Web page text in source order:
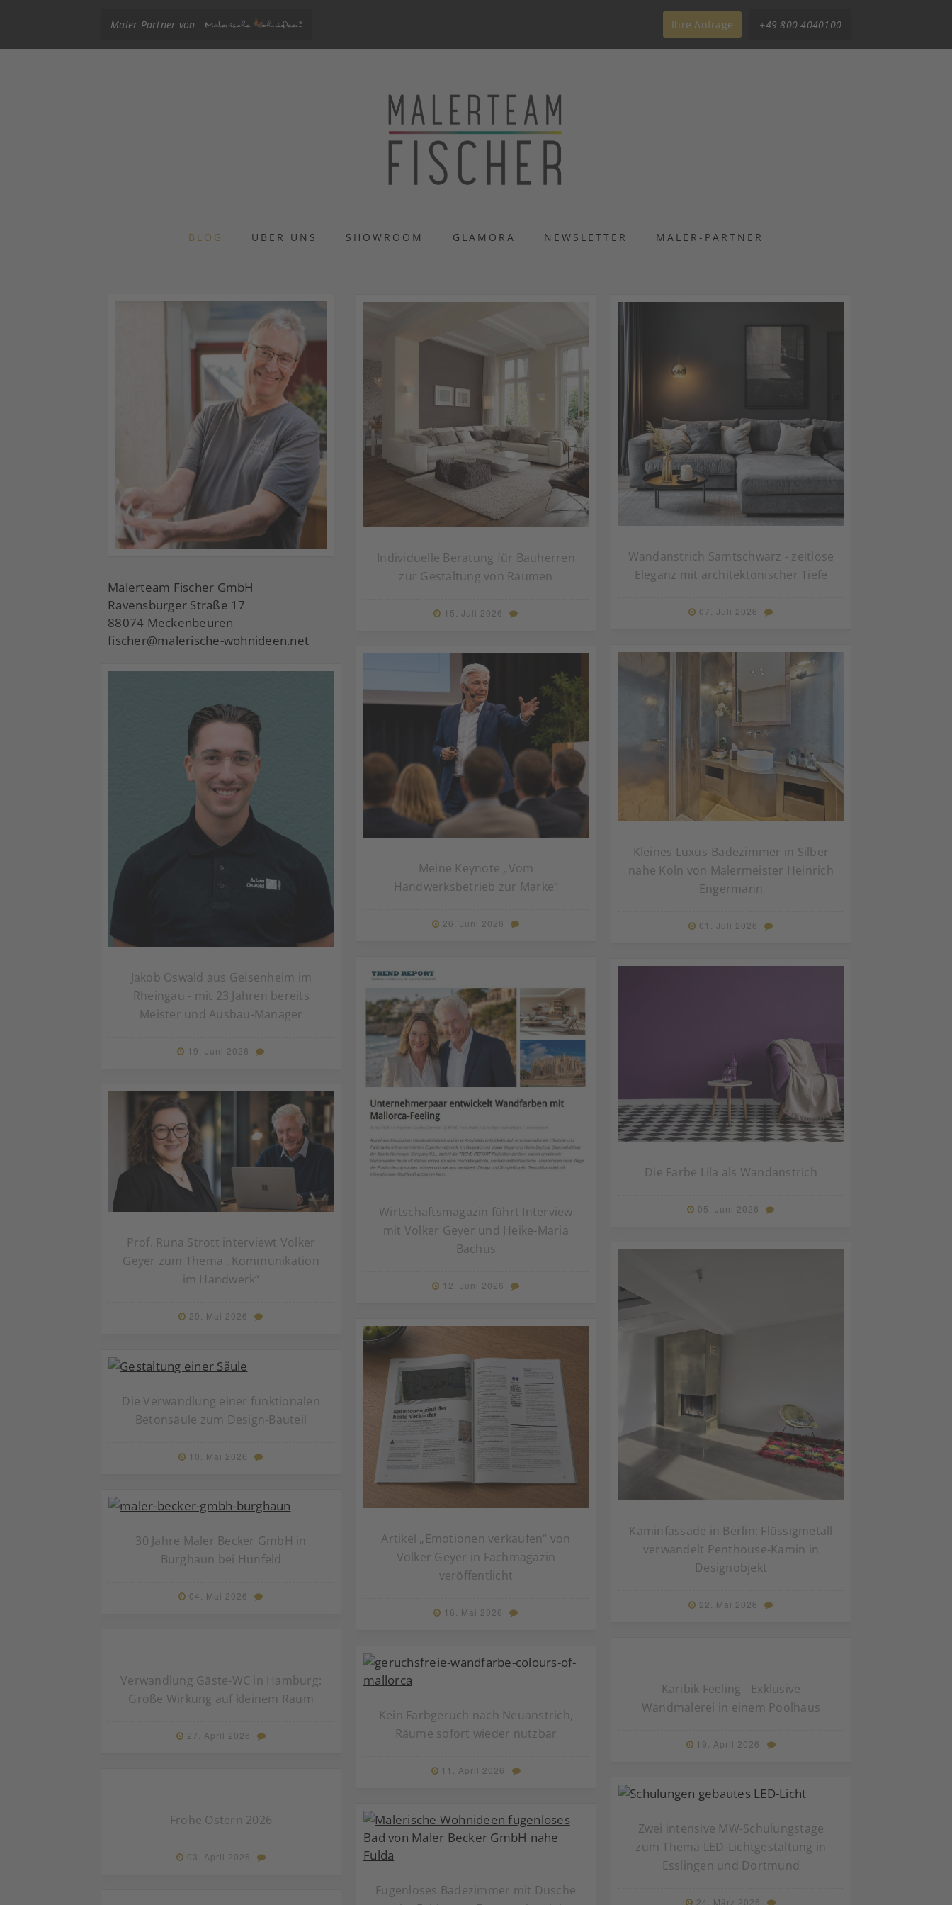
Maler-Partner von Ihre Anfrage +49 800 4040100
BLOG ÜBER UNS SHOWROOM GLAMORA NEWSLETTER MALER-PARTNER
Malerteam Fischer GmbH
Ravensburger Straße 17
88074 Meckenbeuren
fischer@malerische-wohnideen.net
Individuelle Beratung für Bauherren
zur Gestaltung von Räumen
15. Juli 2026
Wandanstrich Samtschwarz - zeitlose
Eleganz mit architektonischer Tiefe
07. Juli 2026
Kleines Luxus-Badezimmer in Silber
nahe Köln von Malermeister Heinrich
Engermann
01. Juli 2026
Meine Keynote „Vom
Handwerksbetrieb zur Marke“
26. Juni 2026
Jakob Oswald aus Geisenheim im
Rheingau - mit 23 Jahren bereits
Meister und Ausbau-Manager
19. Juni 2026
Wirtschaftsmagazin führt Interview
mit Volker Geyer und Heike-Maria
Bachus
12. Juni 2026
Die Farbe Lila als Wandanstrich
05. Juni 2026
Prof. Runa Strott interviewt Volker
Geyer zum Thema „Kommunikation
im Handwerk“
29. Mai 2026
Kaminfassade in Berlin: Flüssigmetall
verwandelt Penthouse-Kamin in
Designobjekt
22. Mai 2026
Artikel „Emotionen verkaufen“ von
Volker Geyer in Fachmagazin
veröffentlicht
16. Mai 2026
Die Verwandlung einer funktionalen
Betonsäule zum Design-Bauteil
10. Mai 2026
30 Jahre Maler Becker GmbH in
Burghaun bei Hünfeld
04. Mai 2026
Verwandlung Gäste-WC in Hamburg:
Große Wirkung auf kleinem Raum
27. April 2026
Karibik Feeling - Exklusive
Wandmalerei in einem Poolhaus
19. April 2026
Kein Farbgeruch nach Neuanstrich,
Räume sofort wieder nutzbar
11. April 2026
Frohe Ostern 2026
03. April 2026
Zwei intensive MW-Schulungstage
zum Thema LED-Lichtgestaltung in
Esslingen und Dortmund
24. März 2026
Fugenloses Badezimmer mit Dusche